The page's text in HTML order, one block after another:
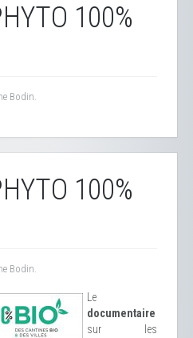
100%
Bodin.
100%
Bodin.
Le
documentaire
sur les